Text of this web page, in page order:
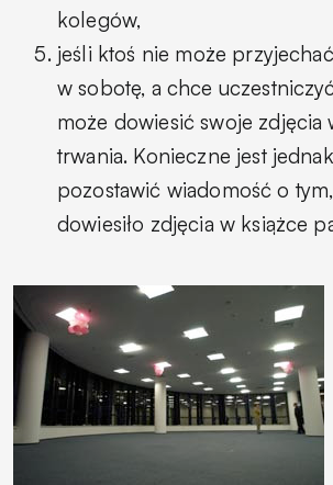
kolegów,
jeśli ktoś nie może
w sobotę, a chce
może dowiesić swoje zdjęcia
trwania. Konieczne jest
pozostawić wiadomość o
dowiesiło zdjęcia w książce